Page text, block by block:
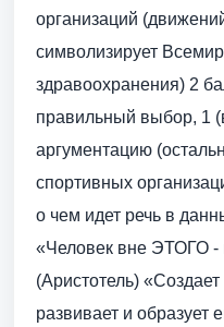
организаций
символизирует
здравоохранения) 2
правильный выбор, 1
аргументацию
спортивных
о чем идет речь в
«Человек вне ЭТОГО -
(Аристотель)
развивает и образует